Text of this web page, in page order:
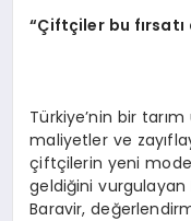
“Çiftçiler bu
Türkiye’nin bir
maliyetler ve
çiftçilerin yeni
geldiğini vurgulayan
Baravir,